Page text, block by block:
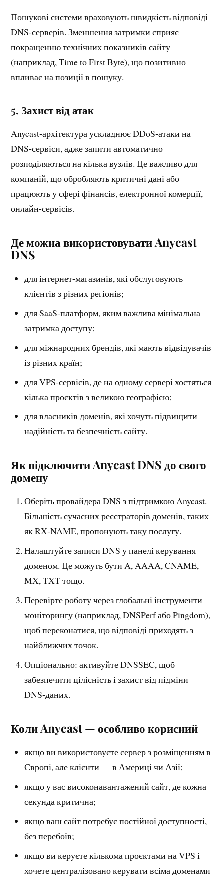
Пошукові системи враховують швидкість відповіді
DNS‑серверів. Зменшення затримки сприяє
покращенню технічних показників сайту
(наприклад, Time to First Byte), що позитивно
впливає на позиції в пошуку.
5. Захист від атак
Anycast‑архітектура ускладнює DDoS‑атаки на
DNS‑сервіси, адже запити автоматично
розподіляються на кілька вузлів. Це важливо для
компаній, що обробляють критичні дані або
працюють у сфері фінансів, електронної комерції,
онлайн-сервісів.
Де можна використовувати Anycast
DNS
для інтернет-магазинів, які обслуговують
клієнтів з різних регіонів;
для SaaS-платформ, яким важлива мінімальна
затримка доступу;
для міжнародних брендів, які мають відвідувачів
із різних країн;
для VPS‑сервісів, де на одному сервері хостяться
кілька проєктів з великою географією;
для власників доменів, які хочуть підвищити
надійність та безпечність сайту.
Як підключити Anycast DNS до свого
домену
Оберіть провайдера DNS з підтримкою Anycast.
Більшість сучасних реєстраторів доменів, таких
як RX‑NAME, пропонують таку послугу.
Налаштуйте записи DNS у панелі керування
доменом. Це можуть бути A, AAAA, CNAME,
MX, TXT тощо.
Перевірте роботу через глобальні інструменти
моніторингу (наприклад, DNSPerf або Pingdom),
щоб переконатися, що відповіді приходять з
найближчих точок.
Опціонально: активуйте DNSSEC, щоб
забезпечити цілісність і захист від підміни
DNS‑даних.
Коли Anycast — особливо корисний
якщо ви використовуєте сервер з розміщенням в
Європі, але клієнти — в Америці чи Азії;
якщо у вас високонавантажений сайт, де кожна
секунда критична;
якщо ваш сайт потребує постійної доступності,
без перебоїв;
якщо ви керуєте кількома проєктами на VPS і
хочете централізовано керувати всіма доменами